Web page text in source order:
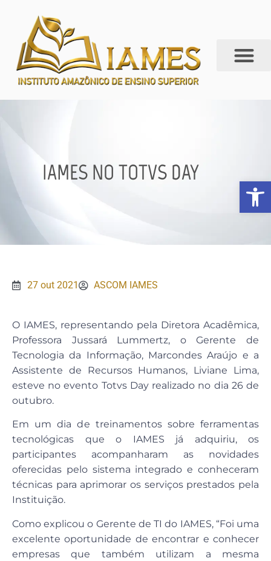
Abrir
IAMES NO TOTVS DAY
27 out 2021 ASCOM IAMES
O IAMES, representando pela Diretora Acadêmica,
Professora Jussará Lummertz, o Gerente de
Tecnologia da Informação, Marcondes Araújo e a
Assistente de Recursos Humanos, Liviane Lima,
esteve no evento Totvs Day realizado no dia 26 de
outubro.
Em um dia de treinamentos sobre ferramentas
tecnológicas que o IAMES já adquiriu, os
participantes acompanharam as novidades
oferecidas pelo sistema integrado e conheceram
técnicas para aprimorar os serviços prestados pela
Instituição.
Como explicou o Gerente de TI do IAMES, “Foi uma
excelente oportunidade de encontrar e conhecer
empresas que também utilizam a mesma